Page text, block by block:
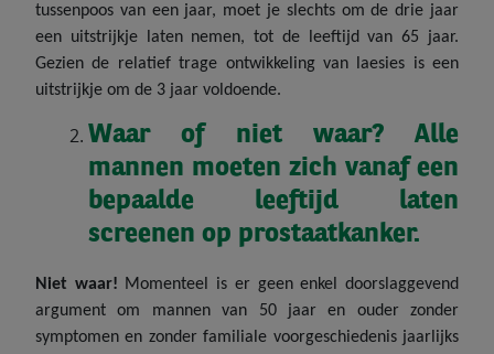
tussenpoos van een jaar, moet je slechts om de drie jaar
een uitstrijkje laten nemen, tot de leeftijd van 65 jaar.
Gezien de relatief trage ontwikkeling van laesies is een
uitstrijkje om de 3 jaar voldoende.
Waar of niet waar? Alle
mannen moeten zich vanaf een
bepaalde leeftijd laten
screenen op prostaatkanker.
Niet waar! Momenteel is er geen enkel doorslaggevend
argument om mannen van 50 jaar en ouder zonder
symptomen en zonder familiale voorgeschiedenis jaarlijks